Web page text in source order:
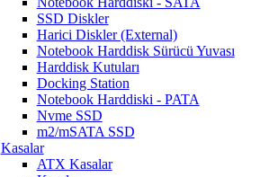
SSD Diskler
Harici Diskler (External)
Notebook Harddisk Sürücü Yuvası
Harddisk Kutuları
Docking Station
Notebook Harddiski - PATA
Nvme SSD
m2/mSATA SSD
Kasalar
ATX Kasalar